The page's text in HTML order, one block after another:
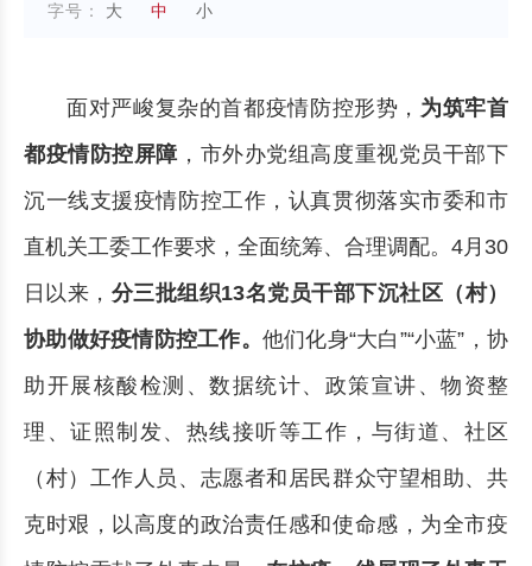
字号：
大 中 小
面对严峻复杂的首都疫情防控形势， 为筑牢首
都疫情防控屏障 ，市外办党组高度重视党员干部下
沉一线支援疫情防控工作，认真贯彻落实市委和市
直机关工委工作要求，全面统筹、合理调配。4月30
日以来， 分三批组织13名党员干部下沉社区（村）
协助做好疫情防控工作。 他们化身“大白”“小蓝”，协
助开展核酸检测、数据统计、政策宣讲、物资整
理、证照制发、热线接听等工作，与街道、社区
（村）工作人员、志愿者和居民群众守望相助、共
克时艰，以高度的政治责任感和使命感，为全市疫